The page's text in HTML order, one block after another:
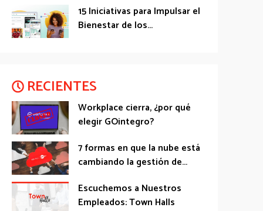
15 Iniciativas para Impulsar el
Bienestar de los...
RECIENTES
Workplace cierra, ¿por qué
elegir GOintegro?
7 formas en que la nube está
cambiando la gestión de...
Escuchemos a Nuestros
Empleados: Town Halls